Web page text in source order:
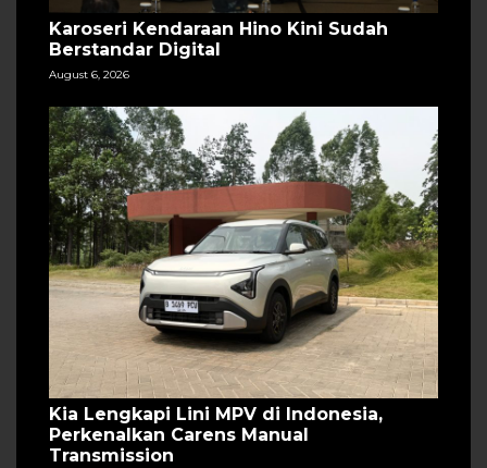
Karoseri Kendaraan Hino Kini Sudah
Berstandar Digital
August 6, 2026
Kia Lengkapi Lini MPV di Indonesia,
Perkenalkan Carens Manual
Transmission